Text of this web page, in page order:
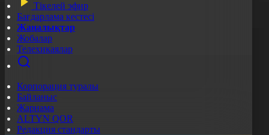
Тікелей эфир
Бағдарлама кестесі
Жаңалықтар
Жобалар
Телехикаялар
Корпорация туралы
Байланыс
Жарнама
ALTYN QOR
Редакция стандарты